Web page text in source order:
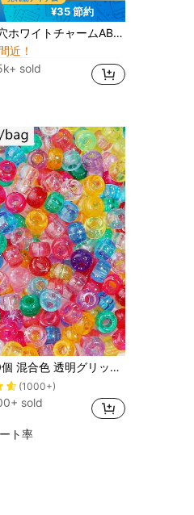
¥35 節約
ホールビーズ、マルチサイズフェイクパール大穴ビーズ、ジュエリー作り用、DIYネックレス、ピアス、ブレスレット、ブレスレットチャーム、キーチェーン、バッグチャームに適し、ホリデーギフト、夏ビーチバケーションアクセサリー作りに最適
ラー マルチカラー ビーズ
近！
ラー
近！
ラー
近！
ー マルチカラー ビーズ
近！
sold
ニービーズ、DIYヘアアクセサリー、編み込み、ハンドメイドクラフト、ブレスレットとジュエリー作り用プラスチックビーズ(色ごとの数量はランダム)
(1000+)
sold
ト率